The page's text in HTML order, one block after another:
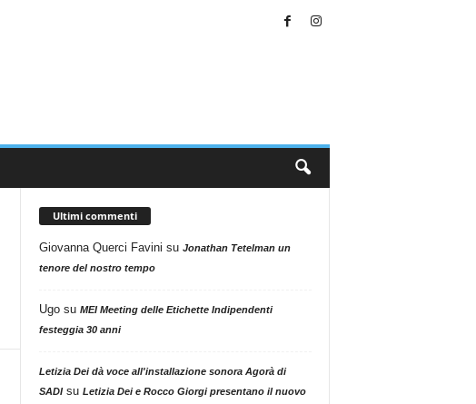
Ultimi commenti
Giovanna Querci Favini su Jonathan Tetelman un
tenore del nostro tempo
Ugosu MEI Meeting delle Etichette Indipendenti
festeggia 30 anni
Letizia Dei dà voce all'installazione sonora Agorà di
SADIsu Letizia Dei e Rocco Giorgi presentano il nuovo